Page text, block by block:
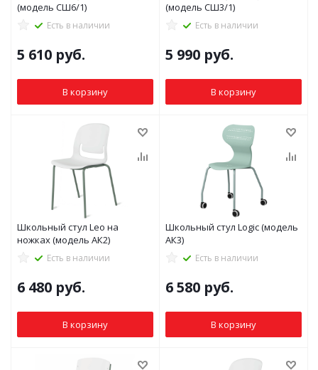
(модель СШ6/1)
Есть в наличии
5 610 руб.
В корзину
(модель СШ3/1)
Есть в наличии
5 990 руб.
В корзину
Школьный стул Leo на
ножках (модель АК2)
Есть в наличии
6 480 руб.
В корзину
Школьный стул Logic (модель
АК3)
Есть в наличии
6 580 руб.
В корзину